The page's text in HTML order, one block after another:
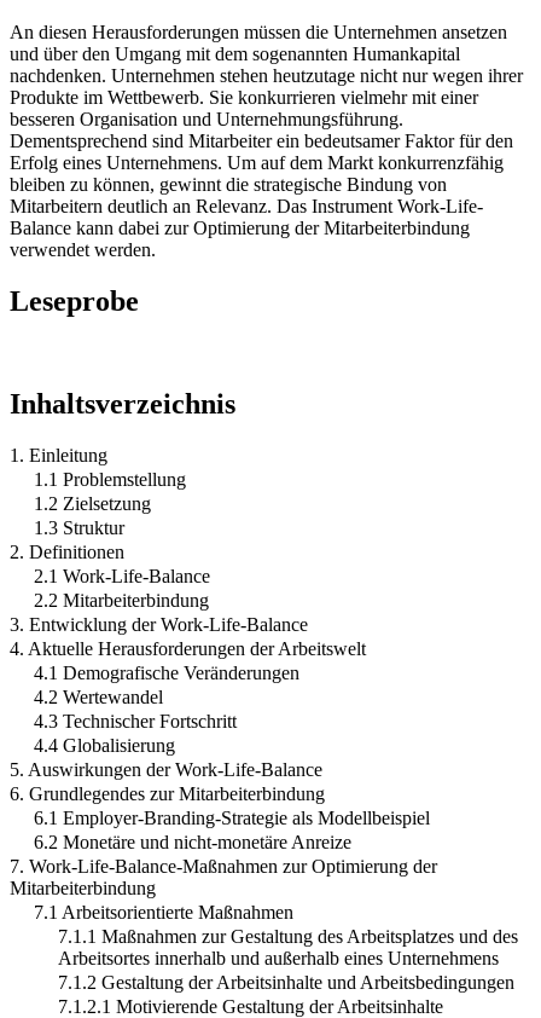
An diesen Herausforderungen müssen die Unternehmen ansetzen
und über den Umgang mit dem sogenannten Humankapital
nachdenken. Unternehmen stehen heutzutage nicht nur wegen ihrer
Produkte im Wettbewerb. Sie konkurrieren vielmehr mit einer
besseren Organisation und Unternehmungsführung.
Dementsprechend sind Mitarbeiter ein bedeutsamer Faktor für den
Erfolg eines Unternehmens. Um auf dem Markt konkurrenzfähig
bleiben zu können, gewinnt die strategische Bindung von
Mitarbeitern deutlich an Relevanz. Das Instrument Work-Life-
Balance kann dabei zur Optimierung der Mitarbeiterbindung
verwendet werden.
Leseprobe
Inhaltsverzeichnis
1. Einleitung
1.1 Problemstellung
1.2 Zielsetzung
1.3 Struktur
2. Definitionen
2.1 Work-Life-Balance
2.2 Mitarbeiterbindung
3. Entwicklung der Work-Life-Balance
4. Aktuelle Herausforderungen der Arbeitswelt
4.1 Demografische Veränderungen
4.2 Wertewandel
4.3 Technischer Fortschritt
4.4 Globalisierung
5. Auswirkungen der Work-Life-Balance
6. Grundlegendes zur Mitarbeiterbindung
6.1 Employer-Branding-Strategie als Modellbeispiel
6.2 Monetäre und nicht-monetäre Anreize
7. Work-Life-Balance-Maßnahmen zur Optimierung der
Mitarbeiterbindung
7.1 Arbeitsorientierte Maßnahmen
7.1.1 Maßnahmen zur Gestaltung des Arbeitsplatzes und des
Arbeitsortes innerhalb und außerhalb eines Unternehmens
7.1.2 Gestaltung der Arbeitsinhalte und Arbeitsbedingungen
7.1.2.1 Motivierende Gestaltung der Arbeitsinhalte